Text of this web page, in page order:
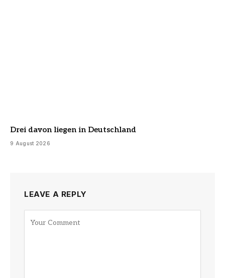
Drei davon liegen in Deutschland
9 August 2026
LEAVE A REPLY